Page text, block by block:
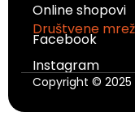
Online shopovi
Društvene
Facebook
Instagram
Copyright © 2025